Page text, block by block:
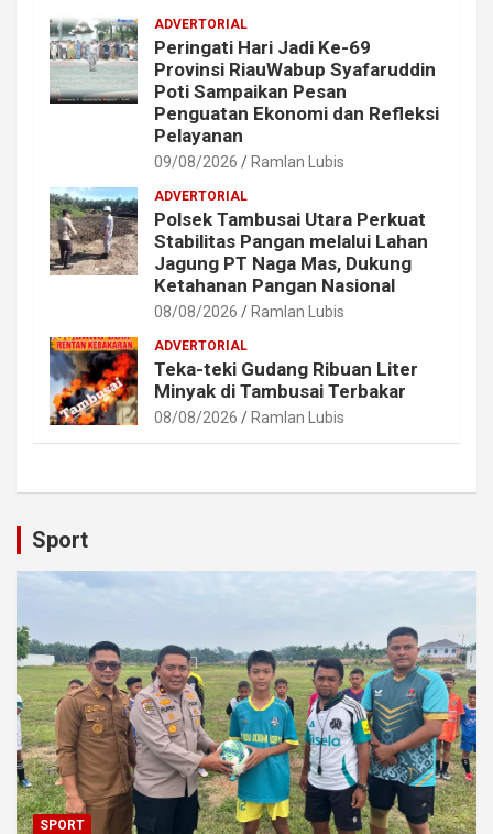
ADVERTORIAL
Peringati Hari Jadi Ke-69
Provinsi RiauWabup Syafaruddin
Poti Sampaikan Pesan
Penguatan Ekonomi dan Refleksi
Pelayanan
09/08/2026 Ramlan Lubis
ADVERTORIAL
Polsek Tambusai Utara Perkuat
Stabilitas Pangan melalui Lahan
Jagung PT Naga Mas, Dukung
Ketahanan Pangan Nasional
08/08/2026 Ramlan Lubis
ADVERTORIAL
Teka-teki Gudang Ribuan Liter
Minyak di Tambusai Terbakar
08/08/2026 Ramlan Lubis
Sport
SPORT